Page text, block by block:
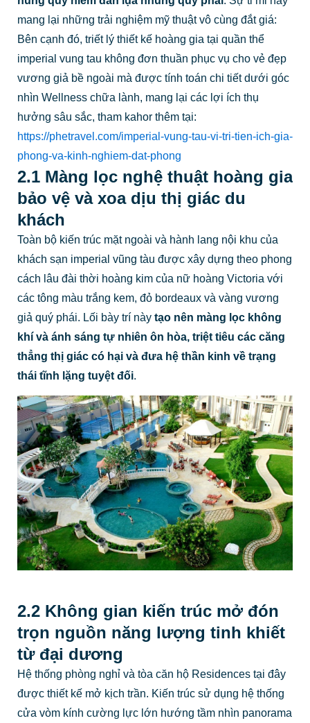
mang lại những trải nghiệm mỹ thuật vô cùng đắt giá:
Bên cạnh đó, triết lý thiết kế hoàng gia tại quần thể
imperial vung tau không đơn thuần phục vụ cho vẻ đẹp
vương giả bề ngoài mà được tính toán chi tiết dưới góc
nhìn Wellness chữa lành, mang lại các lợi ích thụ
hưởng sâu sắc, tham kahor thêm tại:
https://phetravel.com/imperial-vung-tau-vi-tri-tien-ich-gia-
phong-va-kinh-nghiem-dat-phong
2.1 Màng lọc nghệ thuật hoàng gia
bảo vệ và xoa dịu thị giác du
khách
Toàn bộ kiến trúc mặt ngoài và hành lang nội khu của
khách sạn imperial vũng tàu được xây dựng theo phong
cách lâu đài thời hoàng kim của nữ hoàng Victoria với
các tông màu trắng kem, đỏ bordeaux và vàng vương
giả quý phái. Lối bày trí này tạo nên màng lọc không
khí và ánh sáng tự nhiên ôn hòa, triệt tiêu các căng
thẳng thị giác có hại và đưa hệ thần kinh về trạng
thái tĩnh lặng tuyệt đối.
2.2 Không gian kiến trúc mở đón
trọn nguồn năng lượng tinh khiết
từ đại dương
Hệ thống phòng nghỉ và tòa căn hộ Residences tại đây
được thiết kế mở kịch trần. Kiến trúc sử dụng hệ thống
cửa vòm kính cường lực lớn hướng tầm nhìn panorama